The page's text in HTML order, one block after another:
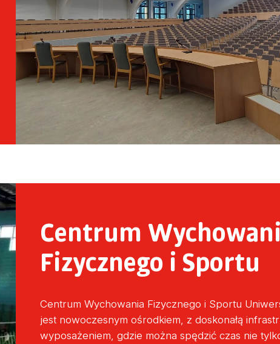
Centrum
Fizycznego i Sportu
Centrum Wychowania Fizycznego i Sportu
jest nowoczesnym ośrodkiem, z doskonałą
wyposażeniem, gdzie można spędzić czas nie